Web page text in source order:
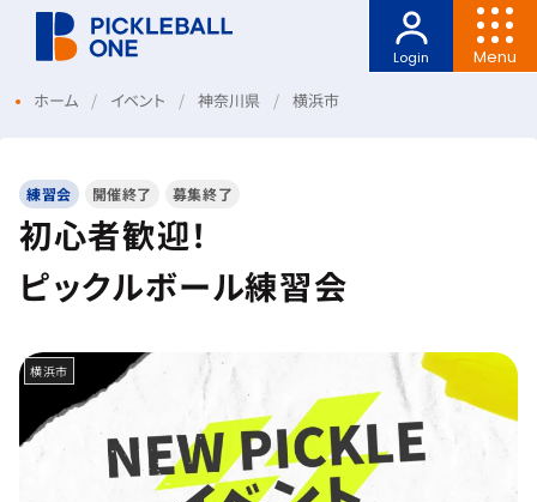
Menu
Login
ホーム イベント 神奈川県 横浜市
練習会 開催終了 募集終了
初心者歓迎！
ピックルボール練習会
横浜市